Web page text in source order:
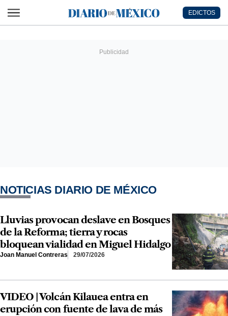
Diario de México
EDICTOS
NOTICIAS DIARIO DE MÉXICO
Lluvias provocan deslave en Bosques
de la Reforma; tierra y rocas
bloquean vialidad en Miguel Hidalgo
Joan Manuel Contreras 29/07/2026
VIDEO | Volcán Kilauea entra en
erupción con fuente de lava de más